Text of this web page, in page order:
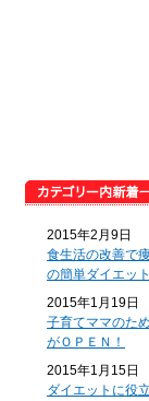
2015年2月9日
食生活の改善で
の簡単ダイエッ
2015年1月19日
子育てママのた
がＯＰＥＮ！
2015年1月15日
ダイエットに役